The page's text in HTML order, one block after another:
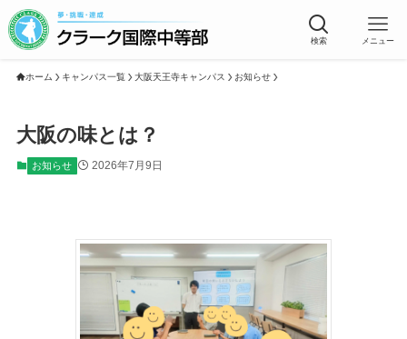
検索 メニュー
ホーム キャンパス一覧 大阪天王寺キャンパス お知らせ
大阪の味とは？
お知らせ 2026年7月9日